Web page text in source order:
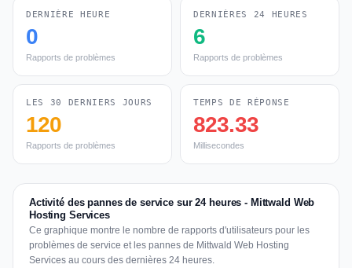
DERNIÈRE HEURE
0
Rapports de problèmes
DERNIÈRES 24 HEURES
6
Rapports de problèmes
LES 30 DERNIERS JOURS
120
Rapports de problèmes
TEMPS DE RÉPONSE
823.33
Millisecondes
Activité des pannes de service sur 24 heures - Mittwald Web
Hosting Services
Ce graphique montre le nombre de rapports d'utilisateurs pour les
problèmes de service et les pannes de Mittwald Web Hosting
Services au cours des dernières 24 heures.